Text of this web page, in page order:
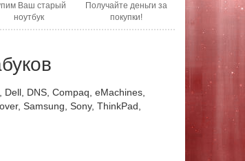
Ваш старый
ноутбук
Получайте деньги за
покупки!
DNS, Compaq, eMachines,
Samsung, Sony, ThinkPad,